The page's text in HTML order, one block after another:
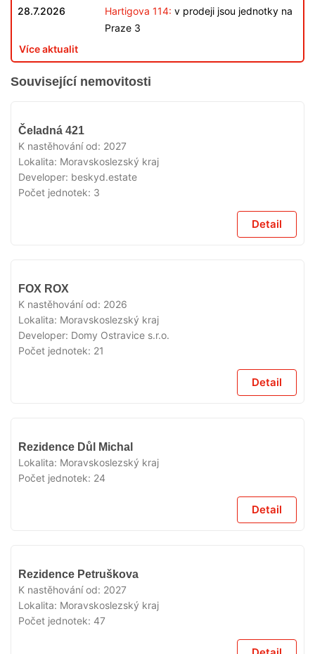
28.7.2026
Hartigova 114: v prodeji jsou jednotky na
Praze 3
Více aktualit
Související nemovitosti
Čeladná 421
K nastěhování od: 2027
Lokalita: Moravskoslezský kraj
Developer: beskyd.estate
Počet jednotek: 3
Detail
FOX ROX
K nastěhování od: 2026
Lokalita: Moravskoslezský kraj
Developer: Domy Ostravice s.r.o.
Počet jednotek: 21
Detail
Rezidence Důl Michal
Lokalita: Moravskoslezský kraj
Počet jednotek: 24
Detail
Rezidence Petruškova
K nastěhování od: 2027
Lokalita: Moravskoslezský kraj
Počet jednotek: 47